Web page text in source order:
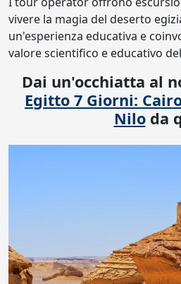
vivere la magia del deserto
un'esperienza educativa e
valore scientifico e educativo
Dai un'occhiatta al
Egitto 7 Giorni:
Niloda